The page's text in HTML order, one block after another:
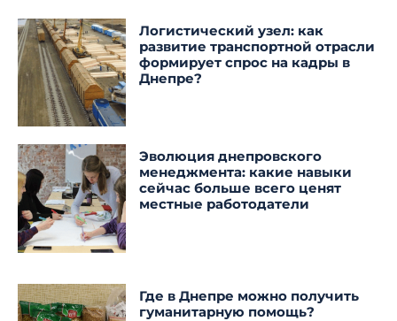
Логистический узел: как
развитие транспортной отрасли
формирует спрос на кадры в
Днепре?
Эволюция днепровского
менеджмента: какие навыки
сейчас больше всего ценят
местные работодатели
Где в Днепре можно получить
гуманитарную помощь?